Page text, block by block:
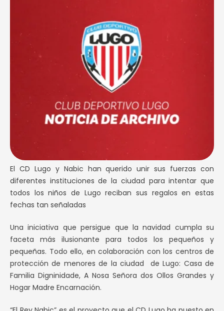
El CD Lugo y Nabic han querido unir sus fuerzas con
diferentes instituciones de la ciudad para intentar que
todos los niños de Lugo reciban sus regalos en estas
fechas tan señaladas
Una iniciativa que persigue que la navidad cumpla su
faceta más ilusionante para todos los pequeños y
pequeñas. Todo ello, en colaboración con los centros de
protección de menores de la ciudad de Lugo: Casa de
Familia Digninidade, A Nosa Señora dos Ollos Grandes y
Hogar Madre Encarnación.